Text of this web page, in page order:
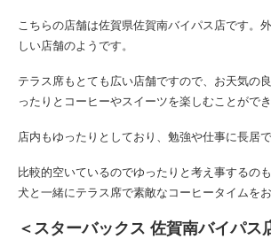
こちらの店舗は佐賀県佐賀南バイパス店です。
しい店舗のようです。
テラス席もとても広い店舗ですので、お天気の
ったりとコーヒーやスイーツを楽しむことができ
店内もゆったりとしており、勉強や仕事に長居で
比較的空いているのでゆったりと考え事するの
犬と一緒にテラス席で素敵なコーヒータイムをお
＜スターバックス 佐賀南バイパス